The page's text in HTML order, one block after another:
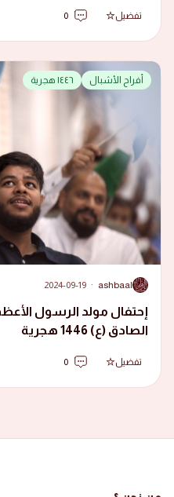
تفضيل 0
أفراح الأشبال ١٤٤٦ هجرية
A
ashbaal
·
2024-09-19
إحتفال مولد الرسول
الصادق (ع) 1446 هجرية
تفضيل 0